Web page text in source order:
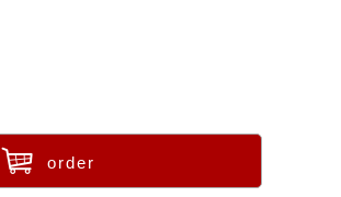
ü order